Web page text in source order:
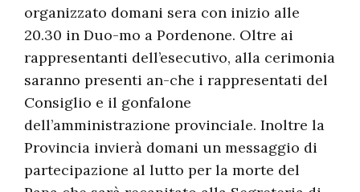
organizzato domani sera con inizio alle
20.30 in Duo-mo a Pordenone. Oltre ai
rappresentanti dell’esecutivo, alla cerimonia
saranno presenti an-che i rappresentati del
Consiglio e il gonfalone
dell’amministrazione provinciale. Inoltre la
Provincia invierà domani un messaggio di
partecipazione al lutto per la morte del